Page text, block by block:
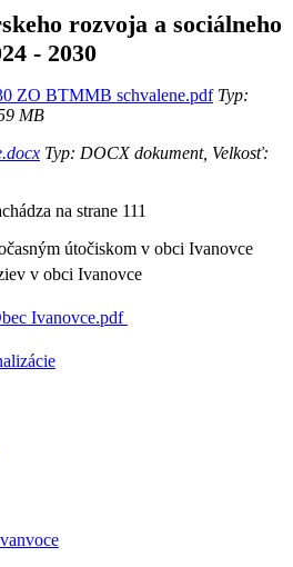
rozvoja a sociálneho
- 2030
ZO BTMMB schvalene.pdfTyp:
MB
Typ: DOCX dokument, Velkosť:
na strane 111
útočiskom v obci Ivanovce
Ivanovce.pdf